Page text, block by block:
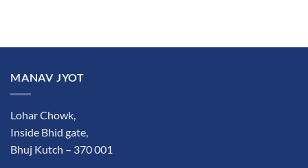
MANAV JYOT
Lohar Chowk,
Inside Bhid gate,
Bhuj Kutch – 370 001